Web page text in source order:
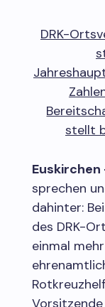
DRK-
stellt
Euskirchen
sprechen
dahinter:
des DRK-
einmal